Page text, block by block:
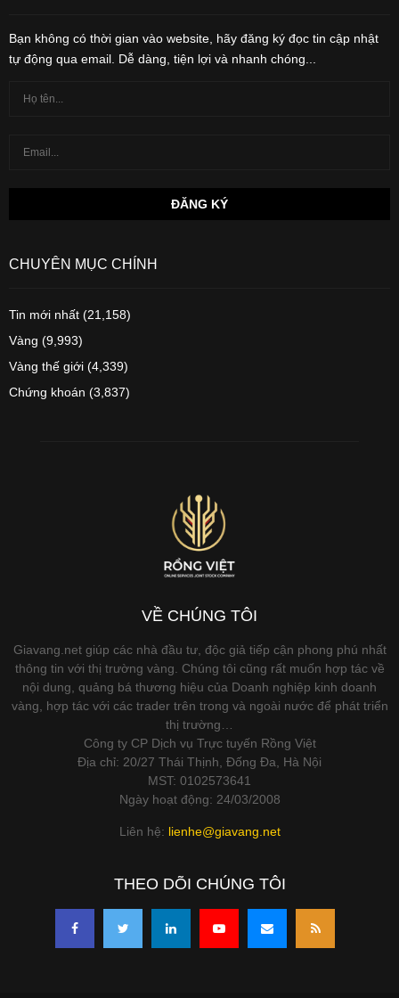
Bạn không có thời gian vào website, hãy đăng ký đọc tin cập nhật
tự động qua email. Dễ dàng, tiện lợi và nhanh chóng...
CHUYÊN MỤC CHÍNH
Tin mới nhất (21,158)
Vàng (9,993)
Vàng thế giới (4,339)
Chứng khoán (3,837)
VỀ CHÚNG TÔI
Giavang.net giúp các nhà đầu tư, độc giả tiếp cận phong phú nhất
thông tin với thị trường vàng. Chúng tôi cũng rất muốn hợp tác về
nội dung, quảng bá thương hiệu của Doanh nghiệp kinh doanh
vàng, hợp tác với các trader trên trong và ngoài nước để phát triển
thị trường…
Công ty CP Dịch vụ Trực tuyến Rồng Việt
Địa chỉ: 20/27 Thái Thịnh, Đống Đa, Hà Nội
MST: 0102573641
Ngày hoạt động: 24/03/2008
Liên hệ: lienhe@giavang.net
THEO DÕI CHÚNG TÔI